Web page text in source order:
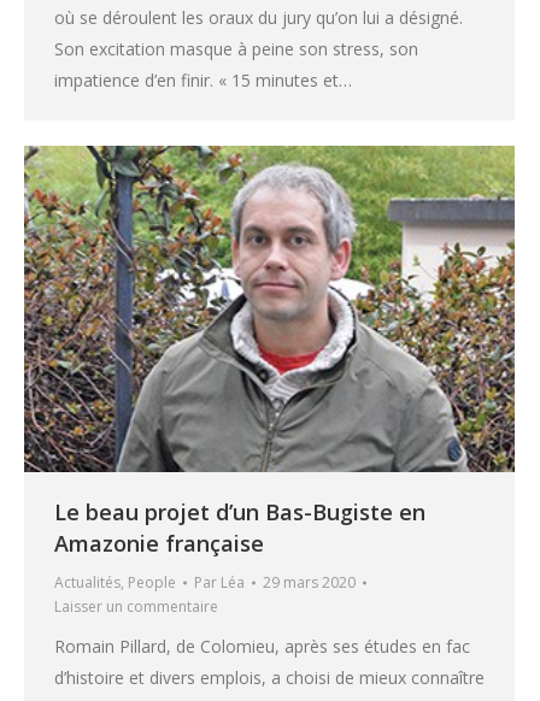
où se déroulent les oraux du jury qu’on lui a désigné.
Son excitation masque à peine son stress, son
impatience d’en finir. « 15 minutes et…
Le beau projet d’un Bas-Bugiste en
Amazonie française
Actualités, People Par Léa
29 mars 2020
Laisser un commentaire
Romain Pillard, de Colomieu, après ses études en fac
d’histoire et divers emplois, a choisi de mieux connaître